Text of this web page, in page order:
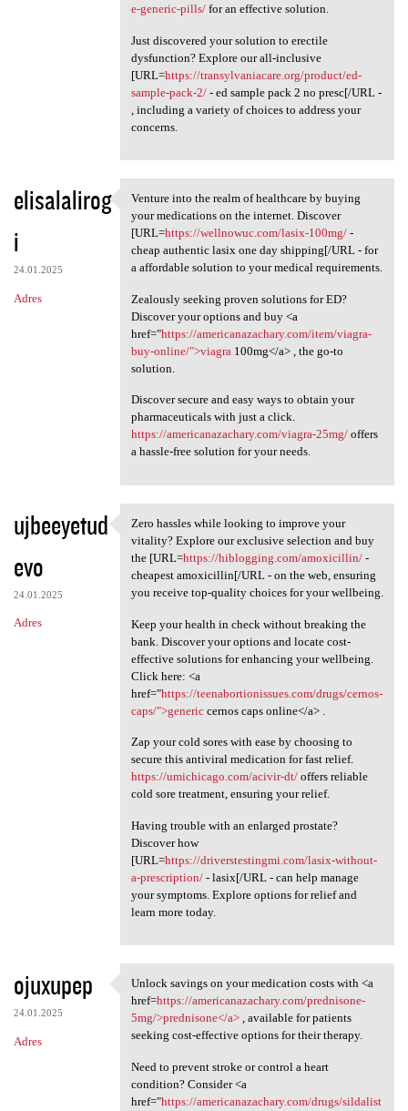
e-generic-pills/for an effective solution.
Just discovered your solution to erectile
dysfunction? Explore our all-inclusive
[URL=https://transylvaniacare.org/product/ed-
sample-pack-2/- ed sample pack 2 no presc[/URL -
, including a variety of choices to address your
concerns.
elisalalirog
i
24.01.2025
Adres
Venture into the realm of
Venture into the realm of healthcare by buying
your medications on the internet. Discover
[URL=https://wellnowuc.com/lasix-100mg/-
cheap authentic lasix one day shipping[/URL - for
a affordable solution to your medical requirements.
Zealously seeking proven solutions for ED?
Discover your options and buy <a
href="https://americanazachary.com/item/viagra-
buy-online/">viagra 100mg</a> , the go-to
solution.
Discover secure and easy ways to obtain your
pharmaceuticals with just a click.
https://americanazachary.com/viagra-25mg/offers
a hassle-free solution for your needs.
ujbeeyetud
evo
24.01.2025
Adres
Zero hassles while looking to
Zero hassles while looking to improve your
vitality? Explore our exclusive selection and buy
the [URL=https://hiblogging.com/amoxicillin/-
cheapest amoxicillin[/URL - on the web, ensuring
you receive top-quality choices for your wellbeing.
Keep your health in check without breaking the
bank. Discover your options and locate cost-
effective solutions for enhancing your wellbeing.
Click here: <a
href="https://teenabortionissues.com/drugs/cernos-
caps/">genericcernos caps online</a> .
Zap your cold sores with ease by choosing to
secure this antiviral medication for fast relief.
https://umichicago.com/acivir-dt/offers reliable
cold sore treatment, ensuring your relief.
Having trouble with an enlarged prostate?
Discover how
[URL=https://driverstestingmi.com/lasix-without-
a-prescription/- lasix[/URL - can help manage
your symptoms. Explore options for relief and
learn more today.
ojuxupep
24.01.2025
Adres
Unlock savings on your
Unlock savings on your medication costs with <a
href=https://americanazachary.com/prednisone-
5mg/>prednisone</a>, available for patients
seeking cost-effective options for their therapy.
Need to prevent stroke or control a heart
condition? Consider <a
href="https://americanazachary.com/drugs/sildalist